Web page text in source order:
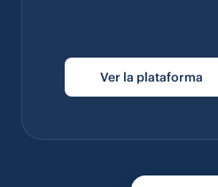
Ver la plataforma